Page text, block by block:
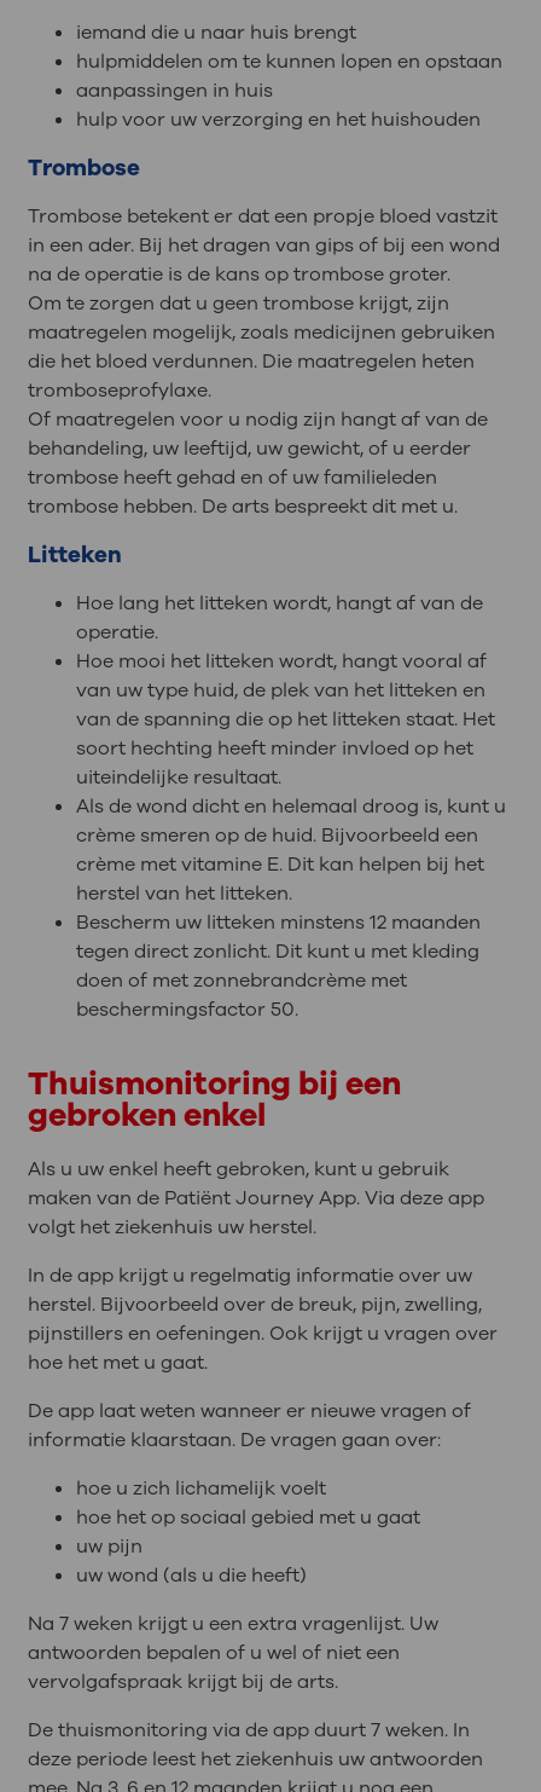
iemand die u naar huis brengt
hulpmiddelen om te kunnen lopen en opstaan
aanpassingen in huis
hulp voor uw verzorging en het huishouden
Trombose
Trombose betekent er dat een propje bloed vastzit
in een ader. Bij het dragen van gips of bij een wond
na de operatie is de kans op trombose groter.
Om te zorgen dat u geen trombose krijgt, zijn
maatregelen mogelijk, zoals medicijnen gebruiken
die het bloed verdunnen. Die maatregelen heten
tromboseprofylaxe.
Of maatregelen voor u nodig zijn hangt af van de
behandeling, uw leeftijd, uw gewicht, of u eerder
trombose heeft gehad en of uw familieleden
trombose hebben. De arts bespreekt dit met u.
Litteken
Hoe lang het litteken wordt, hangt af van de
operatie.
Hoe mooi het litteken wordt, hangt vooral af
van uw type huid, de plek van het litteken en
van de spanning die op het litteken staat. Het
soort hechting heeft minder invloed op het
uiteindelijke resultaat.
Als de wond dicht en helemaal droog is, kunt u
crème smeren op de huid. Bijvoorbeeld een
crème met vitamine E. Dit kan helpen bij het
herstel van het litteken.
Bescherm uw litteken minstens 12 maanden
tegen direct zonlicht. Dit kunt u met kleding
doen of met zonnebrandcrème met
beschermingsfactor 50.
Thuismonitoring bij een
gebroken enkel
Als u uw enkel heeft gebroken, kunt u gebruik
maken van de Patiënt Journey App. Via deze app
volgt het ziekenhuis uw herstel.
In de app krijgt u regelmatig informatie over uw
herstel. Bijvoorbeeld over de breuk, pijn, zwelling,
pijnstillers en oefeningen. Ook krijgt u vragen over
hoe het met u gaat.
De app laat weten wanneer er nieuwe vragen of
informatie klaarstaan. De vragen gaan over:
hoe u zich lichamelijk voelt
hoe het op sociaal gebied met u gaat
uw pijn
uw wond (als u die heeft)
Na 7 weken krijgt u een extra vragenlijst. Uw
antwoorden bepalen of u wel of niet een
vervolgafspraak krijgt bij de arts.
De thuismonitoring via de app duurt 7 weken. In
deze periode leest het ziekenhuis uw antwoorden